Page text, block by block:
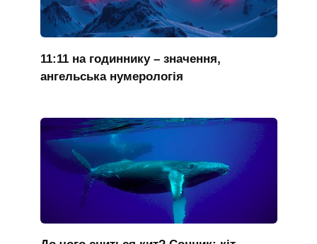
11:11 на годиннику – значення,
ангельська нумерологія